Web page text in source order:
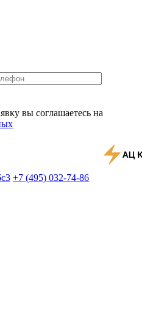
вы соглашаетесь на
+7 (495) 032-74-86